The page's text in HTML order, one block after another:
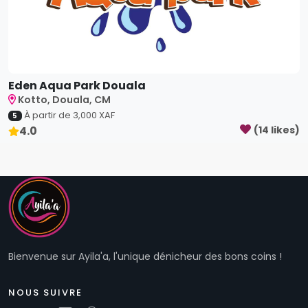
Eden Aqua Park Douala
Kotto, Douala, CM
5 À partir de 3,000 XAF
4.0 (14 likes)
Bienvenue sur Ayila'a, l'unique dénicheur des bons coins !
NOUS SUIVRE